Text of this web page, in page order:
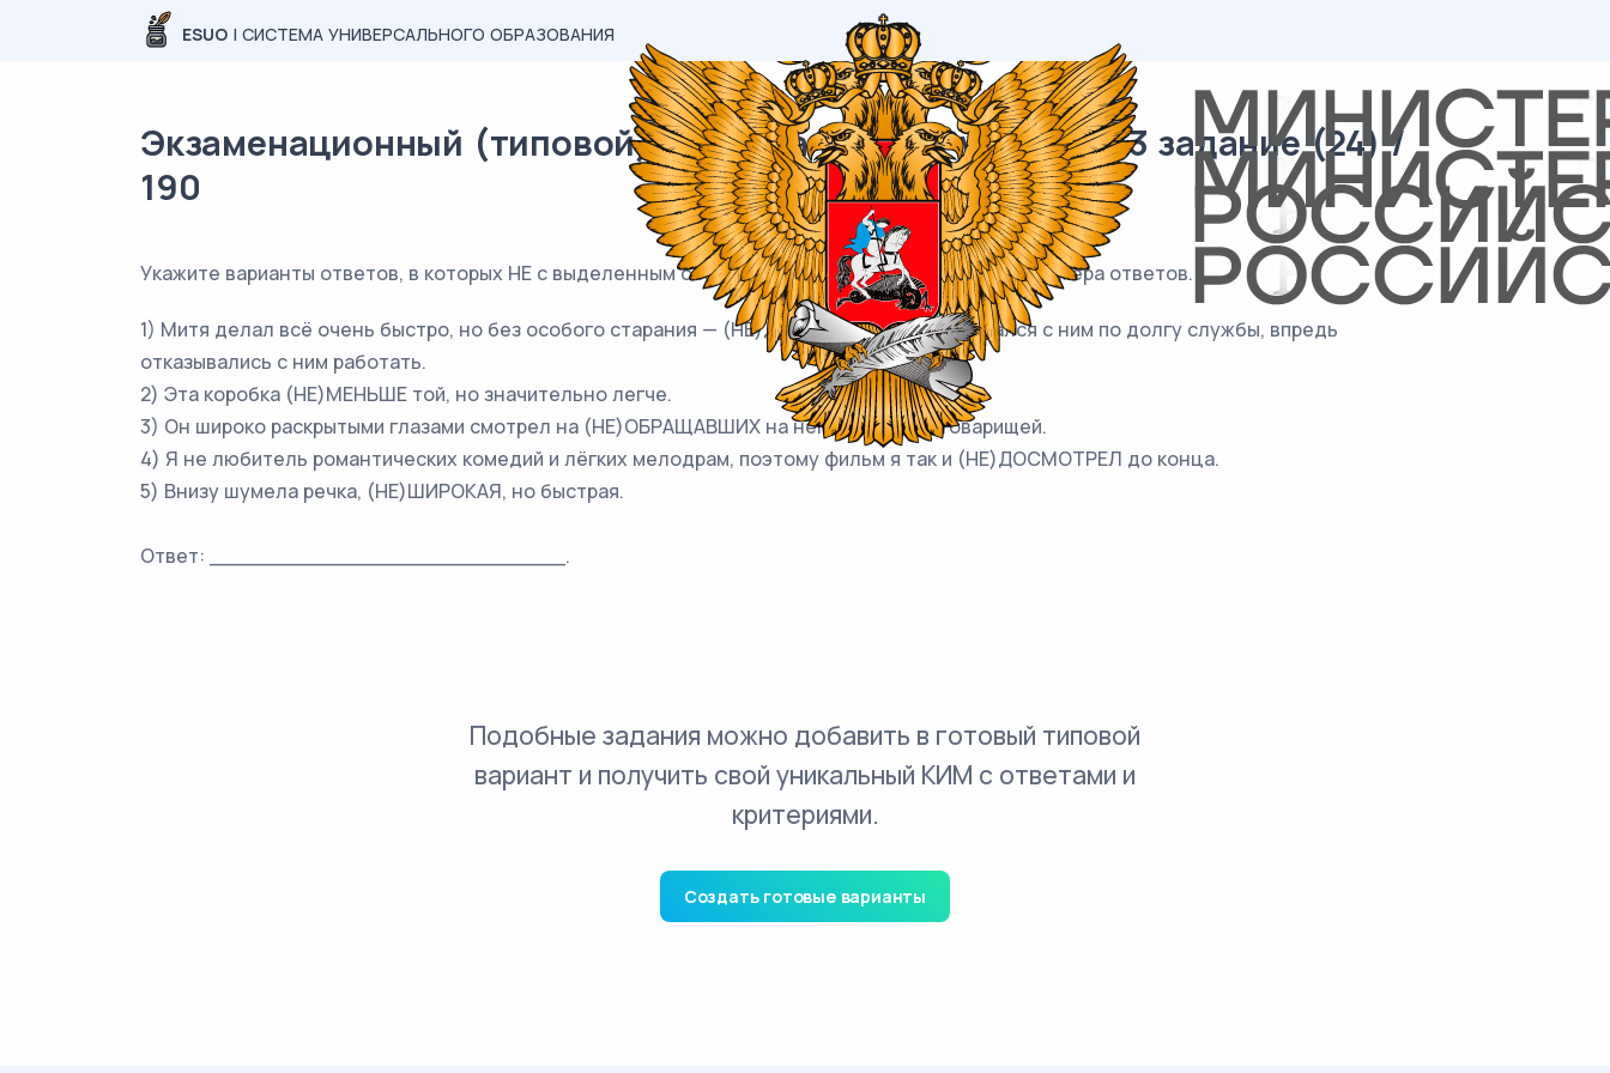
ESUO | СИСТЕМА УНИВЕРСАЛЬНОГО ОБРАЗОВАНИЯ
Экзаменационный (типовой) материал ЕГЭ / Русский / 13 задание (24) /
190
Укажите варианты ответов, в которых НЕ с выделенным словом пишетсяСЛИТНО . Запишите номера ответов.
1) Митя делал всё очень быстро, но без особого старания — (НЕ)ДАРОМ все, кто сталкивался с ним по долгу службы, впредь
отказывались с ним работать.
2) Эта коробка (НЕ)МЕНЬШЕ той, но значительно легче.
3) Он широко раскрытыми глазами смотрел на (НЕ)ОБРАЩАВШИХ на него внимания товарищей.
4) Я не любитель романтических комедий и лёгких мелодрам, поэтому фильм я так и (НЕ)ДОСМОТРЕЛ до конца.
5) Внизу шумела речка, (НЕ)ШИРОКАЯ, но быстрая.
Ответ: ___________________________.
Подобные задания можно добавить в готовый типовой
вариант и получить свой уникальный КИМ с ответами и
критериями.
Создать готовые варианты